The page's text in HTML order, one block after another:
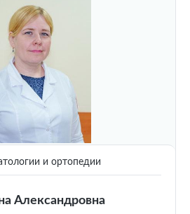
и ортопедии
Александровна